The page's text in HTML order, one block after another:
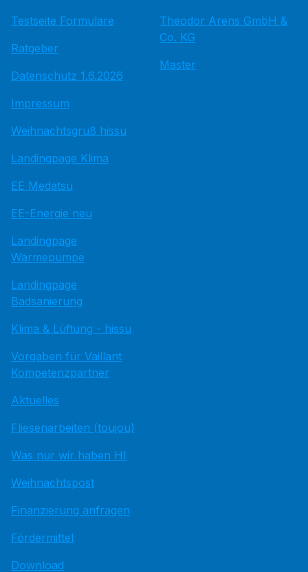
Testseite Formulare
Ratgeber
Datenschutz 1.6.2026
Impressum
Weihnachtsgruß hissu
Landingpage Klima
EE Medatsu
EE-Energie neu
Landingpage
Wärmepumpe
Landingpage
Badsanierung
Klima & Lüftung - hissu
Vorgaben für Vaillant
Kompetenzpartner
Aktuelles
Fliesenarbeiten (toujou)
Was nur wir haben HI
Weihnachtspost
Finanzierung anfragen
Fördermittel
Download
Theodor Arens GmbH &
Co. KG
Master